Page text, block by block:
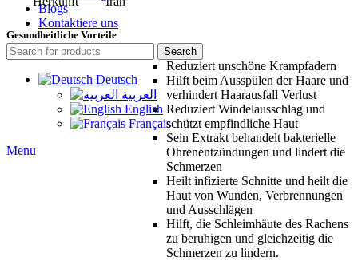
Blogs
Kontaktiere uns
Search
Deutsch
العربية
English
Français
Menu
Gesundheitliche Vorteile
Reduziert unschöne Krampfadern
Hilft beim Ausspülen der Haare und
verhindert Haarausfall Verlust
Reduziert Windelausschlag und
schützt empfindliche Haut
Sein Extrakt behandelt bakterielle
Ohrenentzündungen und lindert die
Schmerzen
Heilt infizierte Schnitte und heilt die
Haut von Wunden, Verbrennungen
und Ausschlägen
Hilft, die Schleimhäute des Rachens
zu beruhigen und gleichzeitig die
Schmerzen zu lindern.